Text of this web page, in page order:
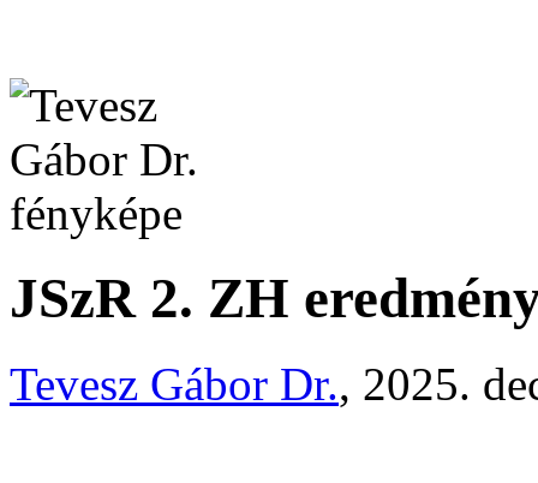
JSzR 2. ZH
Tevesz Gábor Dr., 2025.